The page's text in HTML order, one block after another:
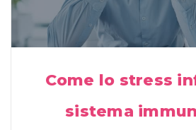
Come lo stress
sistema